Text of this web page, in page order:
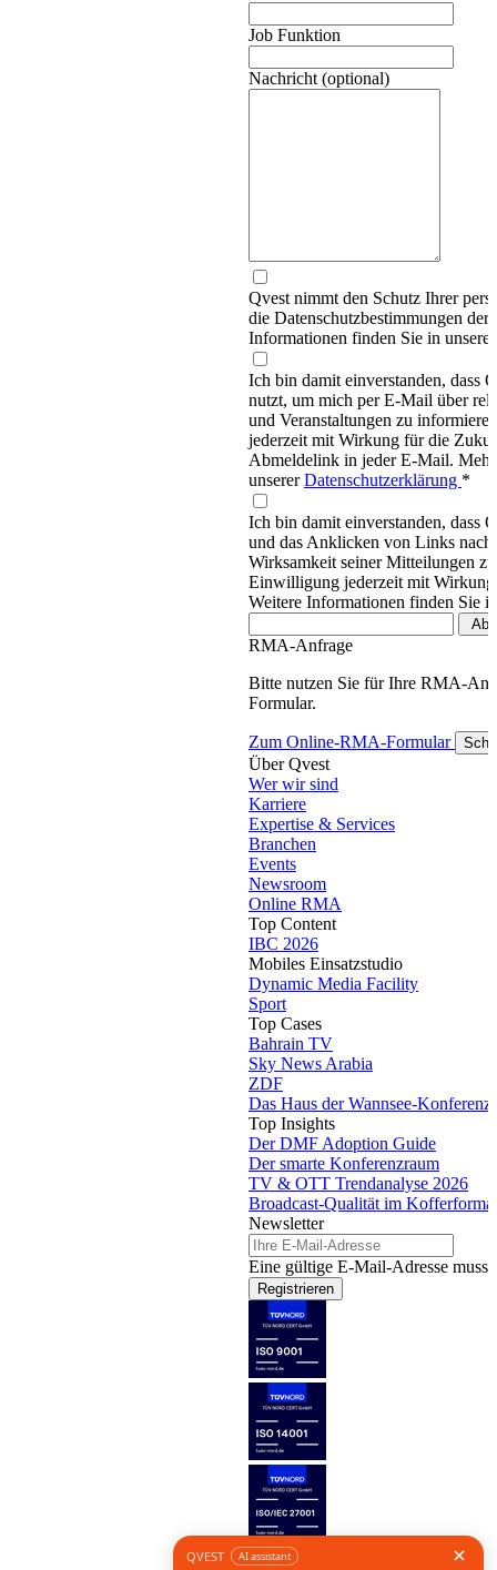
Job Funktion
Nachricht (optional)
Qvest nimmt den Schutz Ihrer
die Datenschutzbestimmungen
Informationen finden Sie in
Ich bin damit einverstanden, dass
nutzt, um mich per E-Mail über
und Veranstaltungen zu
jederzeit mit Wirkung für die
Abmeldelink in jeder E-Mail.
unsererDatenschutzerklärung *
Ich bin damit einverstanden, dass
und das Anklicken von Links
Wirksamkeit seiner Mitteilungen
Einwilligung jederzeit mit
Weitere Informationen finden Sie
RMA-Anfrage
Bitte nutzen Sie für Ihre RMA-
Formular.
Zum Online-RMA-Formular
Über Qvest
Wer wir sind
Karriere
Expertise & Services
Branchen
Events
Newsroom
Online RMA
Top Content
IBC 2026
Mobiles Einsatzstudio
Dynamic Media Facility
Sport
Top Cases
Bahrain TV
Sky News Arabia
ZDF
Das Haus der Wannsee-Konferenz
Top Insights
Der DMF Adoption Guide
Der smarte Konferenzraum
TV & OTT Trendanalyse 2026
Broadcast-Qualität im Kofferformat
Newsletter
Eine gültige E-Mail-Adresse muss
Registrieren
Folge uns